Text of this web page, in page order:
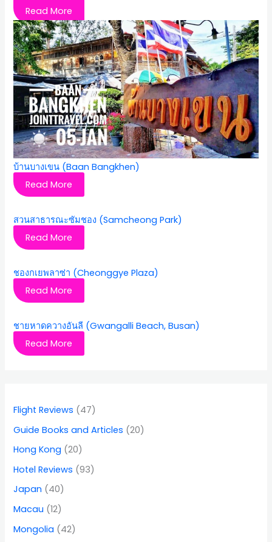
Read More
บ้านบางเขน (Baan Bangkhen)
Read More
สวนสาธารณะซัมชอง (Samcheong Park)
Read More
ชองกเยพลาซ่า (Cheonggye Plaza)
Read More
ชายหาดควางอันลี (Gwangalli Beach, Busan)
Read More
Flight Reviews (47)
Guide Books and Articles (20)
Hong Kong (20)
Hotel Reviews (93)
Japan (40)
Macau (12)
Mongolia (42)